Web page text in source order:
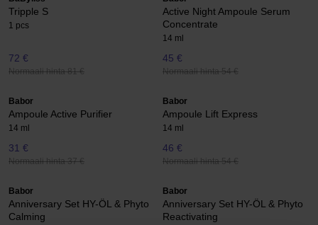
Tripple S
1 pcs
72 €
Normaali hinta 81 €
Active Night Ampoule Serum
Concentrate
14 ml
45 €
Normaali hinta 54 €
Babor
Ampoule Active Purifier
14 ml
31 €
Normaali hinta 37 €
Babor
Ampoule Lift Express
14 ml
46 €
Normaali hinta 54 €
Babor
Anniversary Set HY-ÖL & Phyto
Calming
Babor
Anniversary Set HY-ÖL & Phyto
Reactivating